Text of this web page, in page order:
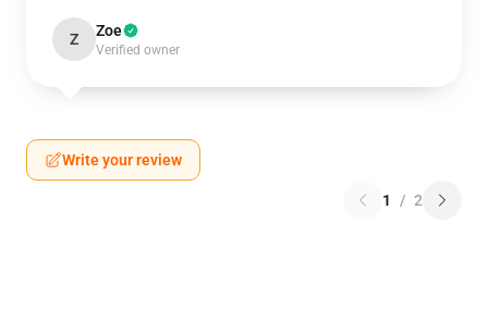
Z Zoe
Verified owner
Write your review
1 / 2